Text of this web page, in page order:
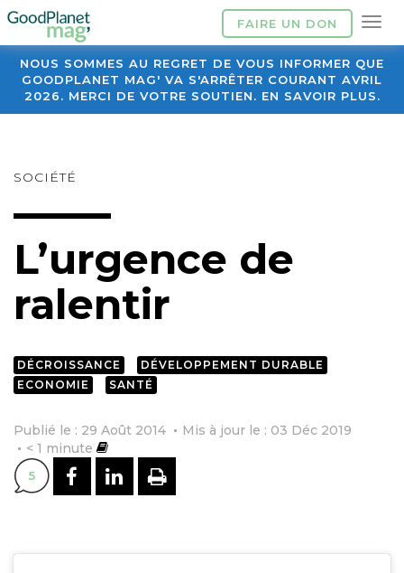
FAIRE UN DON
NOUS SOMMES AU REGRET DE VOUS INFORMER QUE
GOODPLANET MAG' VA S'ARRÊTER COURANT AVRIL
2026. MERCI DE VOTRE SOUTIEN. EN SAVOIR PLUS.
SOCIÉTÉ
L’urgence de
ralentir
DÉCROISSANCE
DÉVELOPPEMENT DURABLE
ECONOMIE
SANTÉ
Publié le : 29 Août 2014
Mis à jour le : 03 Déc 2019
< 1 minute
5 PARTAGER SUR FACEBOOK
PARTAGER SUR
IMPRIMER